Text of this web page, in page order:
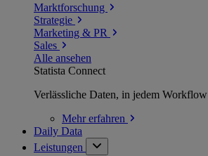
Marktforschung
Strategie
Marketing & PR
Sales
Alle ansehen
Statista Connect
Verlässliche Daten, in jedem Workflow
Mehrerfahren
Daily Data
Leistungen